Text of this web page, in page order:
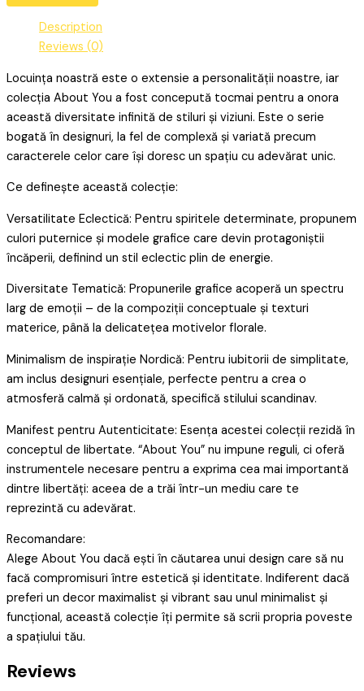
Description
Reviews (0)
Locuința noastră este o extensie a personalității noastre, iar
colecția About You a fost concepută tocmai pentru a onora
această diversitate infinită de stiluri și viziuni. Este o serie
bogată în designuri, la fel de complexă și variată precum
caracterele celor care își doresc un spațiu cu adevărat unic.
Ce definește această colecție:
Versatilitate Eclectică: Pentru spiritele determinate, propunem
culori puternice și modele grafice care devin protagoniștii
încăperii, definind un stil eclectic plin de energie.
Diversitate Tematică: Propunerile grafice acoperă un spectru
larg de emoții – de la compoziții conceptuale și texturi
materice, până la delicatețea motivelor florale.
Minimalism de inspirație Nordică: Pentru iubitorii de simplitate,
am inclus designuri esențiale, perfecte pentru a crea o
atmosferă calmă și ordonată, specifică stilului scandinav.
Manifest pentru Autenticitate: Esența acestei colecții rezidă în
conceptul de libertate. “About You” nu impune reguli, ci oferă
instrumentele necesare pentru a exprima cea mai importantă
dintre libertăți: aceea de a trăi într-un mediu care te
reprezintă cu adevărat.
Recomandare:
Alege About You dacă ești în căutarea unui design care să nu
facă compromisuri între estetică și identitate. Indiferent dacă
preferi un decor maximalist și vibrant sau unul minimalist și
funcțional, această colecție îți permite să scrii propria poveste
a spațiului tău.
Reviews